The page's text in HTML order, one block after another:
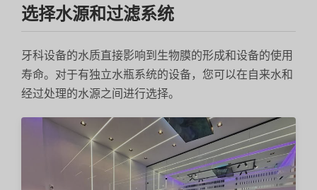
选择水源和过滤系统
牙科设备的水质直接影响到生物膜的形成和设备的使用
寿命。对于有独立水瓶系统的设备，您可以在自来水和
经过处理的水源之间进行选择。